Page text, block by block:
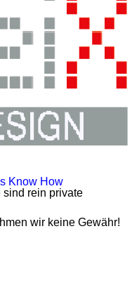
Know How
sind rein private
wir keine Gewähr!